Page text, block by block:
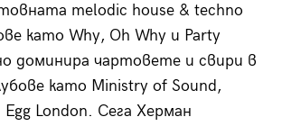
melodic house & techno
като Why, Oh Why и Party
доминира чартовете и свири в
като Ministry of Sound,
Egg London. Сега Херман